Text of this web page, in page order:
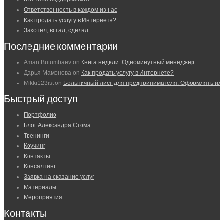
Ответственность в каждом из нас
Как продать услугу в Интернете?
Захотел, встал, сделал
Последние комментарии
Aman Butumbaev on Книга недели: Одноминутный менеджер
Дарья Мамонова on Как продать услугу в Интернете?
Mikki123ist on Больничный лист для предпринимателя: Оформлять
Быстрый доступ
Портфолио
Блог Александра Стома
Тренинги
Коучинг
Контакты
Консалтинг
Заявка на оказание услуг
Материалы
Мероприятия
Контакты